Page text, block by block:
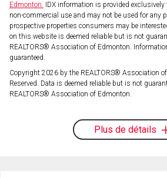
Edmonton. IDX information is provided
non-commercial use and may not be used for any
prospective properties consumers may be
on this website is deemed reliable but is not
REALTORS® Association of Edmonton.
guaranteed.
Copyright 2026 by the REALTORS® Association
Reserved. Data is deemed reliable but is not
REALTORS® Association of Edmonton.
Plus de détails